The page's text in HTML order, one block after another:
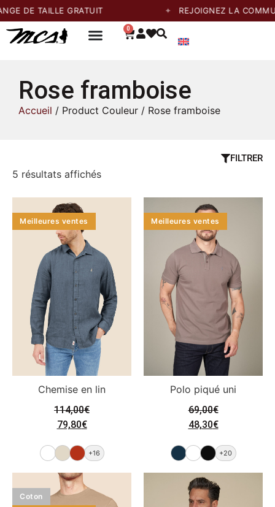
DE TAILLE GRATUIT REJOIGNEZ LA
0
Rose framboise
Accueil / Product Couleur / Rose framboise
5 résultats affichés
FILTRER
Meilleures ventes
Chemise en lin
114,00€
79,80€
+16
Meilleures ventes
Polo piqué uni
69,00€
48,30€
+20
Coton